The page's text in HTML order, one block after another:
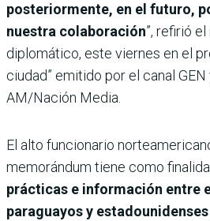
posteriormente, en el futuro,
nuestra colaboración”, refirió
diplomático, este viernes en el
ciudad” emitido por el canal
AM/Nación Media.
El alto funcionario
memorándum tiene como
prácticas e información entre
paraguayos y estadounidenses